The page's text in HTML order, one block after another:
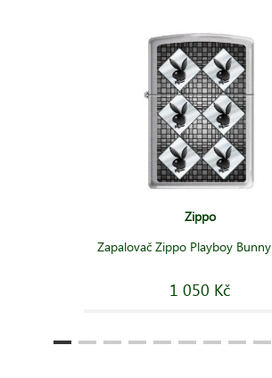
Zippo
Zapalovač Zippo Playboy
1 050 Kč